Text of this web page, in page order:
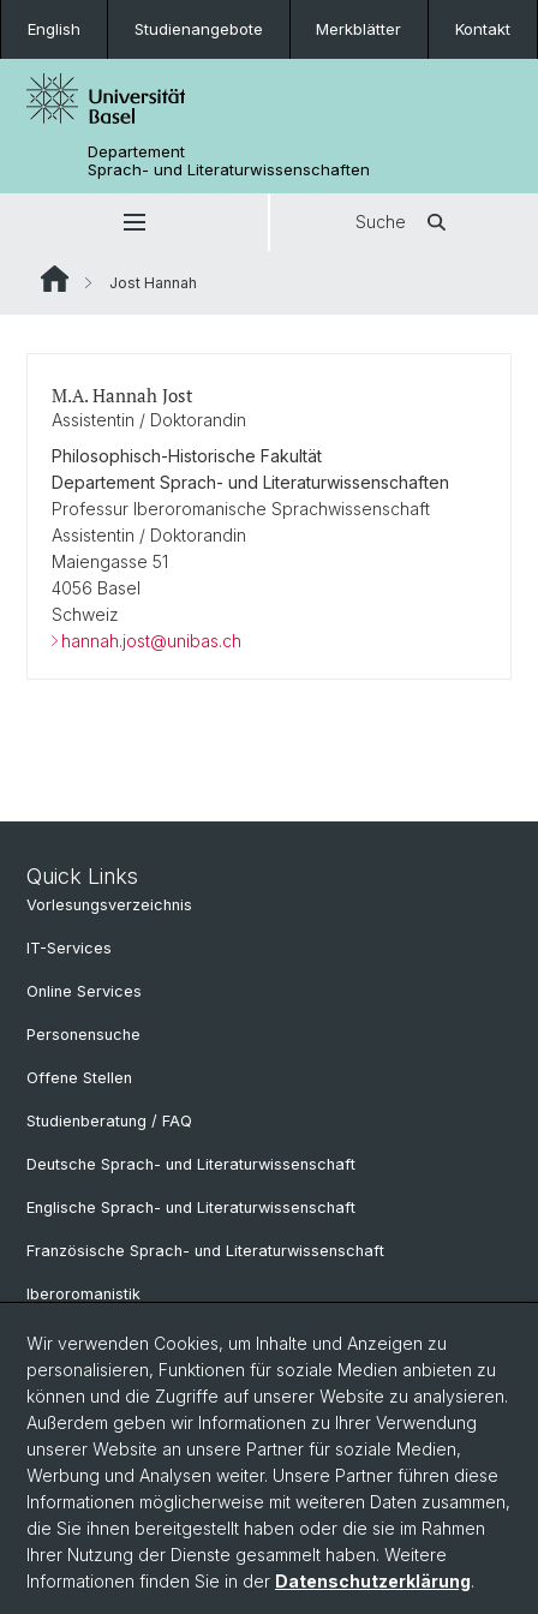
English Studienangebote Merkblätter Kontakt
Departement
Sprach- und Literaturwissenschaften
Suche
Jost Hannah
M.A. Hannah Jost
Assistentin / Doktorandin
Philosophisch-Historische Fakultät
Departement Sprach- und Literaturwissenschaften
Professur Iberoromanische Sprachwissenschaft
Assistentin / Doktorandin
Maiengasse 51
4056 Basel
Schweiz
hannah.jost@unibas.ch
Quick Links
Vorlesungsverzeichnis
IT-Services
Online Services
Personensuche
Offene Stellen
Studienberatung / FAQ
Deutsche Sprach- und Literaturwissenschaft
Englische Sprach- und Literaturwissenschaft
Französische Sprach- und Literaturwissenschaft
Iberoromanistik
Italianistik
Nordistik
Osteuropa-Studien
Slavic Studies
© Universität Basel
Datenschutzerklärung
Wir verwenden Cookies, um Inhalte und Anzeigen zu
personalisieren, Funktionen für soziale Medien anbieten zu
können und die Zugriffe auf unserer Website zu analysieren.
Außerdem geben wir Informationen zu Ihrer Verwendung
unserer Website an unsere Partner für soziale Medien,
Werbung und Analysen weiter. Unsere Partner führen diese
Informationen möglicherweise mit weiteren Daten zusammen,
die Sie ihnen bereitgestellt haben oder die sie im Rahmen
Ihrer Nutzung der Dienste gesammelt haben. Weitere
Informationen finden Sie in der Datenschutzerklärung.